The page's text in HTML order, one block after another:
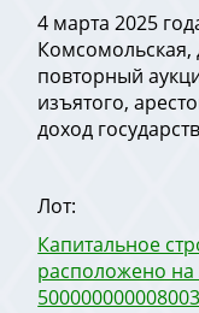
4 марта 2025
Комсомольская,
повторный
изъятого,
доход
Лот:
Капитальное
расположено на